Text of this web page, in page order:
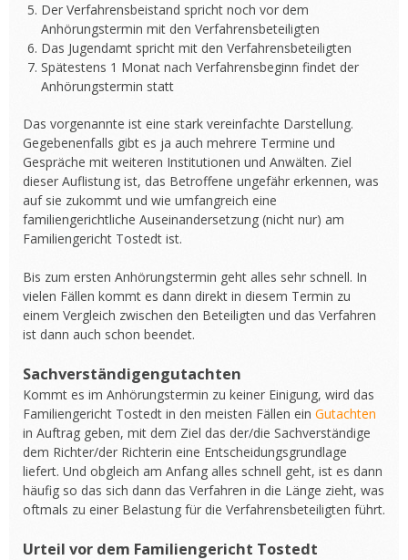
Der Verfahrensbeistand spricht noch vor dem
Anhörungstermin mit den Verfahrensbeteiligten
Das Jugendamt spricht mit den Verfahrensbeteiligten
Spätestens 1 Monat nach Verfahrensbeginn findet der
Anhörungstermin statt
Das vorgenannte ist eine stark vereinfachte Darstellung.
Gegebenenfalls gibt es ja auch mehrere Termine und
Gespräche mit weiteren Institutionen und Anwälten. Ziel
dieser Auflistung ist, das Betroffene ungefähr erkennen, was
auf sie zukommt und wie umfangreich eine
familiengerichtliche Auseinandersetzung (nicht nur) am
Familiengericht Tostedt ist.
Bis zum ersten Anhörungstermin geht alles sehr schnell. In
vielen Fällen kommt es dann direkt in diesem Termin zu
einem Vergleich zwischen den Beteiligten und das Verfahren
ist dann auch schon beendet.
Sachverständigengutachten
Kommt es im Anhörungstermin zu keiner Einigung, wird das
Familiengericht Tostedt in den meisten Fällen ein Gutachten
in Auftrag geben, mit dem Ziel das der/die Sachverständige
dem Richter/der Richterin eine Entscheidungsgrundlage
liefert. Und obgleich am Anfang alles schnell geht, ist es dann
häufig so das sich dann das Verfahren in die Länge zieht, was
oftmals zu einer Belastung für die Verfahrensbeteiligten führt.
Urteil vor dem Familiengericht Tostedt